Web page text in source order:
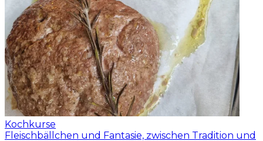
Kochkurse
Fleischbällchen und Fantasie, zwischen Tradition und